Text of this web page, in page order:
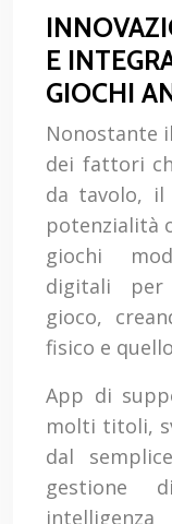
E
GIOCHI
Nonostante
dei fattori
da tavolo,
potenzialità
giochi
digitali per
gioco,
fisico e
App di
molti titoli,
dal
gestione